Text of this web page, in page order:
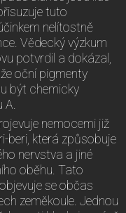
tuto
nelítostně
Vědecký výzkum
potvrdil a dokázal,
oční pigmenty
být chemicky
nemocemi již
beri, která způsobuje
nervstva a jiné
oběhu. Tato
se občas
zeměkoule. Jednou